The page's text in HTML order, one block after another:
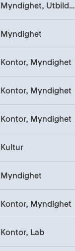
Myndighet, Utbildning
Myndighet
Kontor, Myndighet
Kontor, Myndighet
Kontor, Myndighet
Kultur
Myndighet
Kontor, Myndighet
Kontor, Lab